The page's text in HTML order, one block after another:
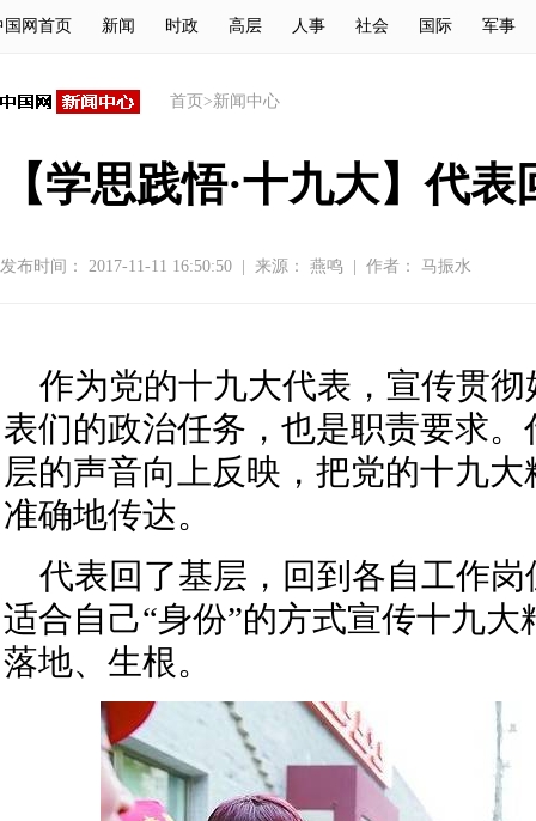
国网首页 新闻 时政 高层 人事 社会 国际 军事
首页 >新闻中心
【学思践悟·十九大】代
发布时间： 2017-11-11 16:50:50 来源： 燕鸣 作者： 马振水
作为党的十九大代表，宣传贯
表们的政治任务，也是职责要求
层的声音向上反映，把党的十九
准确地传达。
代表回了基层，回到各自工作
适合自己“身份”的方式宣传十九
落地、生根。